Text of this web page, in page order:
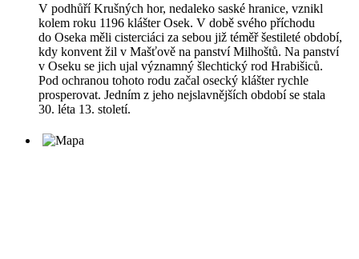
V podhůří Krušných hor, nedaleko saské hranice, vznikl
kolem roku 1196 klášter Osek. V době svého příchodu
do Oseka měli cisterciáci za sebou již téměř šestileté období,
kdy konvent žil v Mašťově na panství Milhoštů. Na panství
v Oseku se jich ujal významný šlechtický rod Hrabišiců.
Pod ochranou tohoto rodu začal osecký klášter rychle
prosperovat. Jedním z jeho nejslavnějších období se stala
30. léta 13. století.